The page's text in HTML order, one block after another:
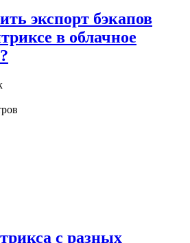
экспорт бэкапов
в облачное
с разных